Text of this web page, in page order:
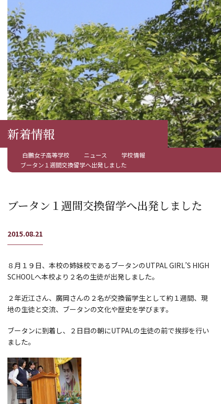
新着情報
白鵬女子高等学校 ニュース
学校情報
ブータン１週間交換留学へ出発しました
ブータン１週間交換留学へ出発しました
2015.08.21
８月１９日、本校の姉妹校であるブータンのUTPAL GIRL’S HIGH
SCHOOLへ本校より２名の生徒が出発しました。
２年近江さん、廣岡さんの２名が交換留学生として約１週間、現
地の生徒と交流、ブータンの文化や歴史を学びます。
ブータンに到着し、２日目の朝にUTPALの生徒の前で挨拶を行い
ました。